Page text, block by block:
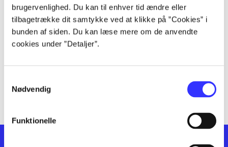
brugervenlighed. Du kan til enhver tid ændre eller
tilbagetrække dit samtykke ved at klikke på ”Cookies” i
bunden af siden. Du kan læse mere om de anvendte
cookies under ”Detaljer”.
Nødvendig
Funktionelle
lorem ipsum dolor sit amet ...
lorem ipsum dolor sit amet ...
lorem ipsum dolor sit amet ...
lorem ipsum dolor sit amet ...
lorem ipsum dolor sit amet ...